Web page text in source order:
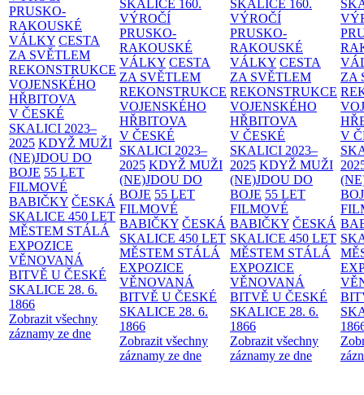
PRUSKO-
RAKOUSKÉ
VÁLKY CESTA
ZA SVĚTLEM
REKONSTRUKCE
VOJENSKÉHO
HŘBITOVA
V ČESKÉ
SKALICI 2023–
2025 KDYŽ MUŽI
(NE)JDOU DO
BOJE 55 LET
FILMOVÉ
BABIČKY ČESKÁ
SKALICE 450 LET
MĚSTEM STÁLÁ
EXPOZICE
VĚNOVANÁ
BITVĚ U ČESKÉ
SKALICE 28. 6.
1866
Zobrazit všechny
záznamy ze dne
SKALICE 160.
VÝROČÍ
PRUSKO-
RAKOUSKÉ
VÁLKY CESTA
ZA SVĚTLEM
REKONSTRUKCE
VOJENSKÉHO
HŘBITOVA
V ČESKÉ
SKALICI 2023–
2025 KDYŽ MUŽI
(NE)JDOU DO
BOJE 55 LET
FILMOVÉ
BABIČKY ČESKÁ
SKALICE 450 LET
MĚSTEM STÁLÁ
EXPOZICE
VĚNOVANÁ
BITVĚ U ČESKÉ
SKALICE 28. 6.
1866
Zobrazit všechny
záznamy ze dne
SKALICE 160.
VÝROČÍ
PRUSKO-
RAKOUSKÉ
VÁLKY CESTA
ZA SVĚTLEM
REKONSTRUKCE
VOJENSKÉHO
HŘBITOVA
V ČESKÉ
SKALICI 2023–
2025 KDYŽ MUŽI
(NE)JDOU DO
BOJE 55 LET
FILMOVÉ
BABIČKY ČESKÁ
SKALICE 450 LET
MĚSTEM STÁLÁ
EXPOZICE
VĚNOVANÁ
BITVĚ U ČESKÉ
SKALICE 28. 6.
1866
Zobrazit všechny
záznamy ze dne
ZA
V